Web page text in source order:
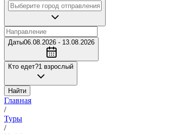
Даты06.08.2026 - 13.08.2026
Кто едет?1 взрослый
Найти
Главная
/
Туры
/